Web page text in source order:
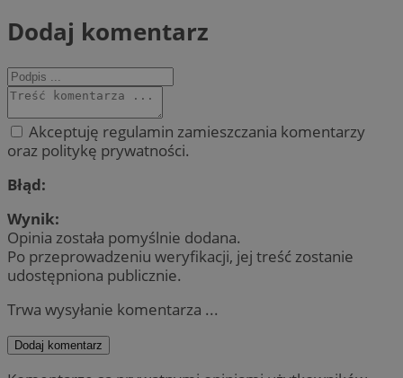
Dodaj komentarz
Akceptuję regulamin zamieszczania komentarzy
oraz politykę prywatności.
Błąd:
Wynik:
Opinia została pomyślnie dodana.
Po przeprowadzeniu weryfikacji, jej treść zostanie
udostępniona publicznie.
Trwa wysyłanie komentarza ...
Dodaj komentarz